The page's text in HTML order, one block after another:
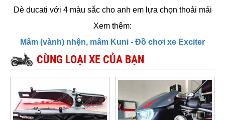
Dè ducati với 4 màu sắc cho anh em lựa chọn thoải mái
Xem thêm:
Mâm (vành) nhện, mâm Kuni - Đồ chơi xe Exciter
CÙNG LOẠI XE CỦA BẠN